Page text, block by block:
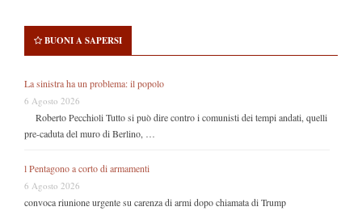
BUONI A SAPERSI
La sinistra ha un problema: il popolo
6 Agosto 2026
Roberto Pecchioli Tutto si può dire contro i comunisti dei tempi andati, quelli
pre-caduta del muro di Berlino, …
l Pentagono a corto di armamenti
6 Agosto 2026
convoca riunione urgente su carenza di armi dopo chiamata di Trump